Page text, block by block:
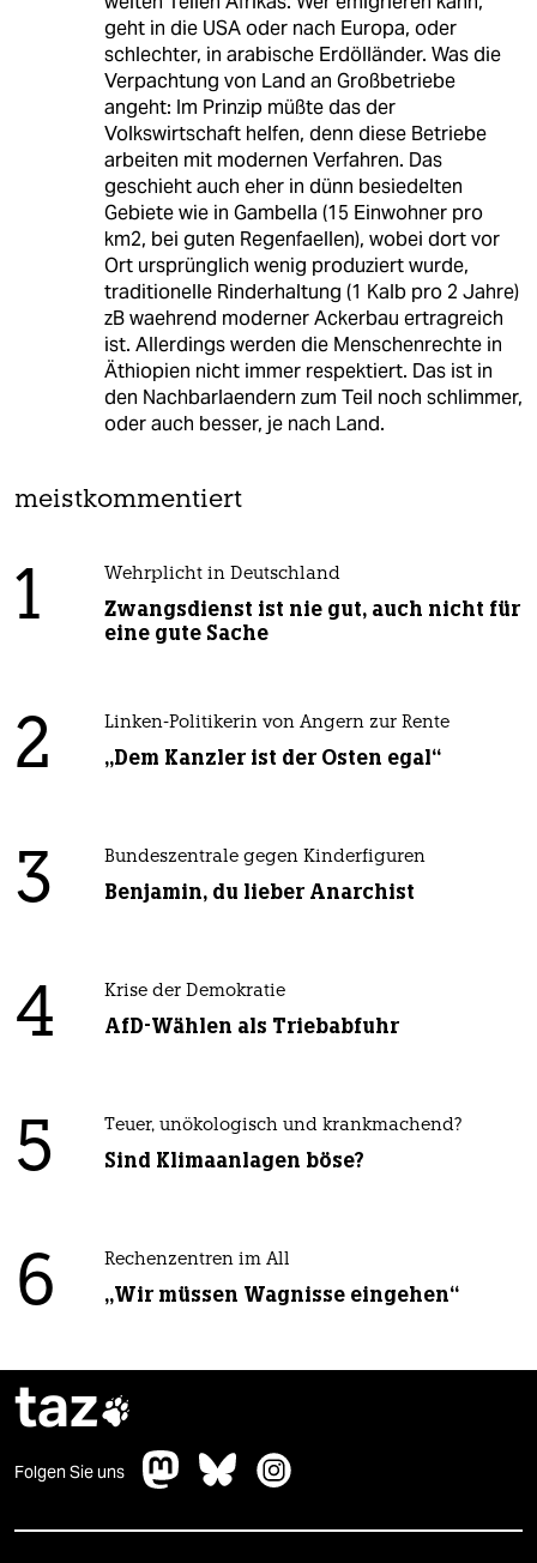
geht in die USA oder nach Europa, oder
schlechter, in arabische Erdölländer. Was die
Verpachtung von Land an Großbetriebe
angeht: Im Prinzip müßte das der
Volkswirtschaft helfen, denn diese Betriebe
arbeiten mit modernen Verfahren. Das
geschieht auch eher in dünn besiedelten
Gebiete wie in Gambella (15 Einwohner pro
km2, bei guten Regenfaellen), wobei dort vor
Ort ursprünglich wenig produziert wurde,
traditionelle Rinderhaltung (1 Kalb pro 2 Jahre)
zB waehrend moderner Ackerbau ertragreich
ist. Allerdings werden die Menschenrechte in
Äthiopien nicht immer respektiert. Das ist in
den Nachbarlaendern zum Teil noch schlimmer,
oder auch besser, je nach Land.
meistkommentiert
1 Wehrplicht in Deutschland
Zwangsdienst ist nie gut, auch nicht für
eine gute Sache
2 Linken-Politikerin von Angern zur Rente
„Dem Kanzler ist der Osten egal“
3 Bundeszentrale gegen Kinderfiguren
Benjamin, du lieber Anarchist
4 Krise der Demokratie
AfD-Wählen als Triebabfuhr
5 Teuer, unökologisch und krankmachend?
Sind Klimaanlagen böse?
6 Rechenzentren im All
„Wir müssen Wagnisse eingehen“
taz
Folgen Sie uns